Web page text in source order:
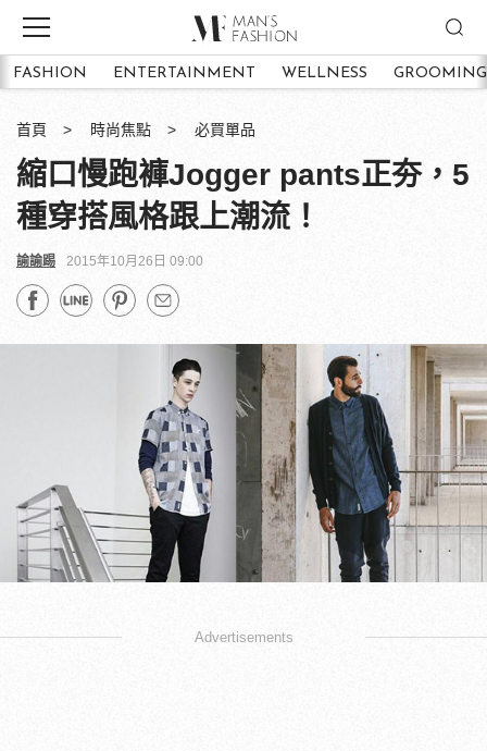
FASHION ENTERTAINMENT WELLNESS GROOMING
首頁 時尚焦點 必買單品
縮口慢跑褲Jogger pants正夯，5
種穿搭風格跟上潮流！
諭諭踢 2015年10月26日 09:00
Advertisements